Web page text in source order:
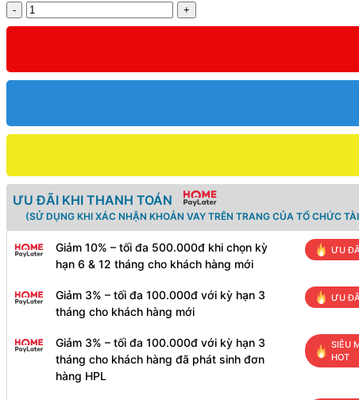
Số
lượng
ƯU ĐÃI KHI THANH TOÁN
(SỬ DỤNG KHI XÁC NHẬN KHOẢN VAY TRÊN TRANG CỦA TỔ CHỨC
Giảm 10% – tối đa 500.000đ khi chọn kỳ
hạn 6 & 12 tháng cho khách hàng mới
ƯU
Giảm 3% – tối đa 100.000đ với kỳ hạn 3
tháng cho khách hàng mới
ƯU
Giảm 3% – tối đa 100.000đ với kỳ hạn 3
tháng cho khách hàng đã phát sinh đơn
hàng HPL
SIÊU
HOT